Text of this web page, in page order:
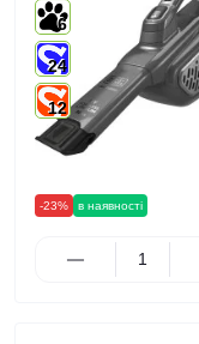
-23% в наявності
6
24
12